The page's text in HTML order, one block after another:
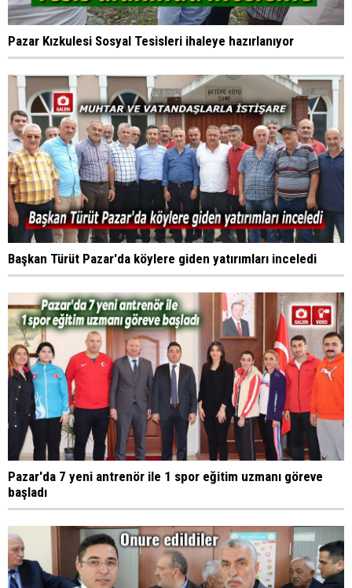
Pazar Kızkulesi Sosyal Tesisleri ihaleye hazırlanıyor
Başkan Türüt Pazar'da köylere giden yatırımları inceledi
Pazar'da 7 yeni antrenör ile 1 spor eğitim uzmanı göreve
başladı